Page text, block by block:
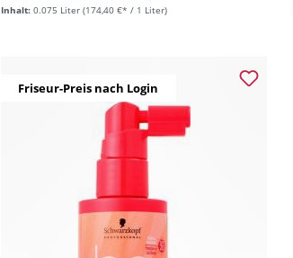
Inhalt: 0.075 Liter (174,40 €* / 1 Liter)
Friseur-Preis nach Login